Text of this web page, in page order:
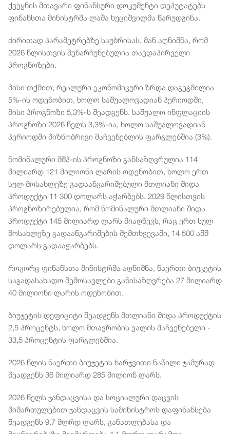
ქვეყნის მთავარი ფინანსური დოკუმენტი დეპუტატებს
ფინანსთა მინისტრმა ლაშა ხუციშვილმა წარუდგინა.
ძირითად პარამეტრებზე საუბრისას, მან აღნიშნა, რომ
2026 წლისთვის შენარჩუნებულია თავდაპირველი
პროგნოზები.
მისი თქმით, რეალური ეკონომიკური ზრდა დაგეგმილია
5%-ის ოდენობით, ხოლო საშუალოვადიან პერიოდში,
მისი პროგნოზი 5,3%-ს შეადგენს. საშუალო ინფლაციის
პროგნოზი 2026 წელს 3,3%-ია, ხოლო საშუალოვადიან
პერიოდში მიზნობრივი მაჩვენებლის ფარგლებშია (3%).
ნომინალური მშპ-ის პროგნოზი განსაზღვრულია 114
მილიარდ 121 მილიონი ლარის ოდენობით, ხოლო ერთ
სულ მოსახლეზე გადაანგარიშებული მთლიანი შიდა
პროდუქტი 11 300 დოლარს აჭარბებს. 2029 წლისთვის
პროგნოზირებულია, რომ ნომინალური მთლიანი შიდა
პროდუქტი 145 მილიარდ ლარს მიაღწევს, რაც ერთ სულ
მოსახლეზე გადაანგარიშების შემთხვევაში, 14 500 აშშ
დოლარს გადააჭარბებს.
როგორც ფინანსთა მინისტრმა აღნიშნა, ნაერთი ბიუჯეტის
საგადასახადო შემოსავლები განისაზღვრება 27 მილიარდ
40 მილიონი ლარის ოდენობით.
ბიუჯეტის დეფიციტი შეადგენს მთლიანი შიდა პროდუქტის
2,5 პროცენტს, ხოლო მთავრობის ვალის მაჩვენებელი -
33,5 პროცენტის ფარგლებშია.
2026 წლის ნაერთი ბიუჯეტის ხარჯვითი ნაწილი ჯამურად
შეადგენს 36 მილიარდ 285 მილიონ ლარს.
2026 წელს ჯანდაცვისა და სოციალური დაცვის
მიმართულებით ჯანდაცვის სამინისტროს დაფინანსება
შეადგენს 9,7 მლრდ ლარს, განათლებასა და